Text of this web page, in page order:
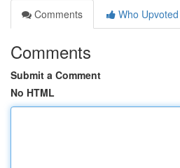
Comments
Who Upvoted
Comments
Submit a Comment
No HTML